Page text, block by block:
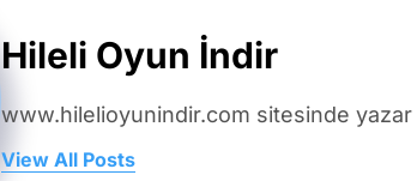
Hileli Oyun İndir
www.hilelioyunindir.com sitesinde
View All Posts